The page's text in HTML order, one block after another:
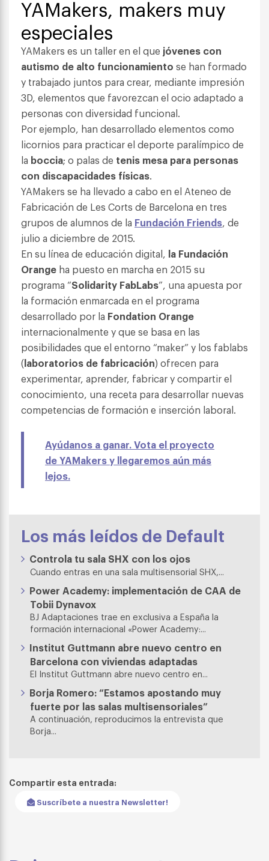
YAMakers, makers muy
especiales
YAMakers es un taller en el que jóvenes con
autismo de alto funcionamiento se han formado
y trabajado juntos para crear, mediante impresión
3D, elementos que favorezcan el ocio adaptado a
personas con diversidad funcional.
Por ejemplo, han desarrollado elementos como
licornios para practicar el deporte paralímpico de
la boccia; o palas de tenis mesa para personas
con discapacidades físicas.
YAMakers se ha llevado a cabo en el Ateneo de
Fabricación de Les Corts de Barcelona en tres
grupos de alumnos de la Fundación Friends, de
julio a diciembre de 2015.
En su línea de educación digital, la Fundación
Orange ha puesto en marcha en 2015 su
programa “Solidarity FabLabs”, una apuesta por
la formación enmarcada en el programa
desarrollado por la Fondation Orange
internacionalmente y que se basa en las
posibilidades que el entorno “maker” y los fablabs
(laboratorios de fabricación) ofrecen para
experimentar, aprender, fabricar y compartir el
conocimiento, una receta para desarrollar nuevas
competencias de formación e inserción laboral.
Ayúdanos a ganar. Vota el proyecto
de YAMakers y llegaremos aún más
lejos.
Los más leídos de Default
Controla tu sala SHX con los ojos
Cuando entras en una sala multisensorial SHX,...
Power Academy: implementación de CAA de
Tobii Dynavox
BJ Adaptaciones trae en exclusiva a España la
formación internacional «Power Academy:...
Institut Guttmann abre nuevo centro en
Barcelona con viviendas adaptadas
El Institut Guttmann abre nuevo centro en...
Borja Romero: “Estamos apostando muy
fuerte por las salas multisensoriales”
A continuación, reproducimos la entrevista que
Borja...
Compartir esta entrada:
Suscríbete a nuestra Newsletter!